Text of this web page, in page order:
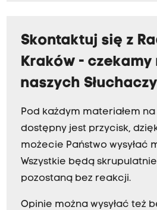
Skontaktuj się z
Kraków -
naszych Słuchaczy
Pod każdym materiałem
dostępny jest przycisk,
możecie Państwo wysyłać
Wszystkie będą
pozostaną bez reakcji.
Opinie można wysyłać też